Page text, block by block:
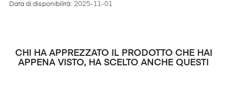
(amido di patate, acqua), albume d'
NUTRIZIONALI per 100g:Energia 2.119Kj/506Kcal - Grassi
26gdi cui acidi grassi saturi 2,3g - Carboidrati 50g di cui
Data di disponibilità: 2025-11-01
CHI HA APPREZZATO IL PRODOTTO CHE HAI
APPENA VISTO, HA SCELTO ANCHE QUESTI